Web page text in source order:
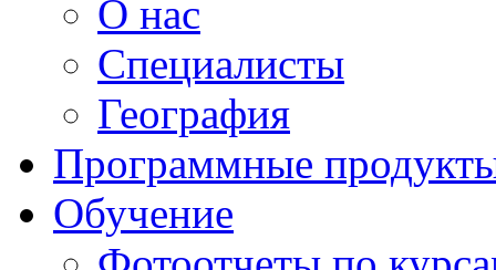
О нас
Специалисты
География
Программные
Обучение